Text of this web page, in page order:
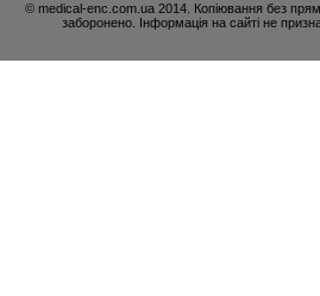
© medical-enc.com.ua 2014. Копіювання без
заборонено. Інформація на сайті не